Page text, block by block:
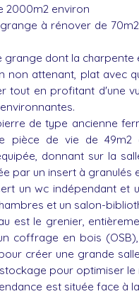
2000m2 environ
à rénover de
grange dont la charpente
non attenant, plat avec
tout en profitant d'une
de type ancienne
pièce de vie de 49m2
donnant sur la
par un insert à granulés
un wc indépendant et
et un salon-
est le grenier,
coffrage en bois
créer une grande
pour optimiser
est située face à